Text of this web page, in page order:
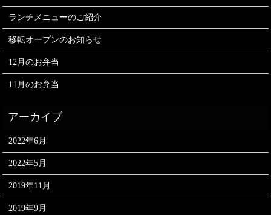
ランチメニューのご紹介
移転オープンのお知らせ
12月のお弁当
11月のお弁当
2022年6月
2022年5月
2019年11月
2019年9月